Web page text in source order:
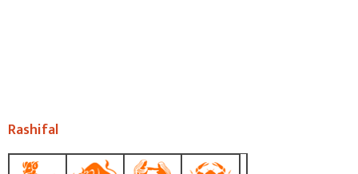
Rashifal